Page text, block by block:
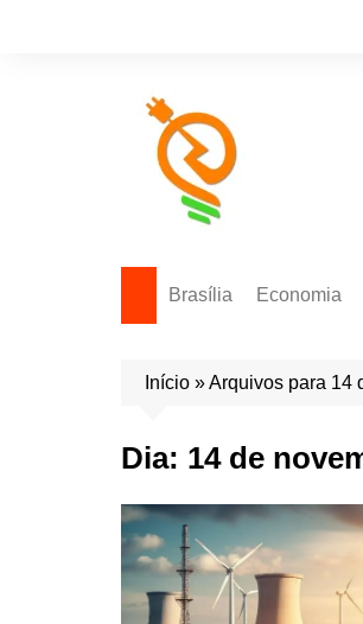
Brasília Economia
Tecnologia
Início »Arquivos para 14
Dia: 14 de